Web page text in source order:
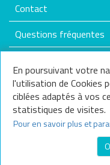
Contact
Questions fréquentes
Nos services
Nous contacter
Questions fréquentes
En poursuivant votre
l'utilisation de Cookies
ciblées adaptés à vos
statistiques de visites.
Pour en savoir plus et